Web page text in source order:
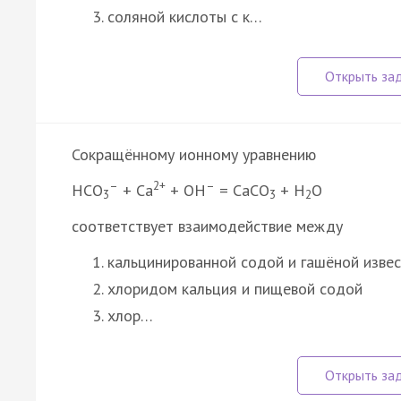
соляной кислоты с к…
Сокращённому ионному уравнению
HCO3
– + Ca2+ + OH – = CaCO3 + H2O
соответствует взаимодействие между
кальцинированной содой и гашёной
хлоридом кальция и пищевой содой
хлор…